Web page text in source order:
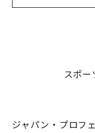
スポ
ジャパン・プロフ